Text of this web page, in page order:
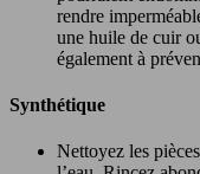
rendre
une huile de cuir
également à
Synthétique
Nettoyez les